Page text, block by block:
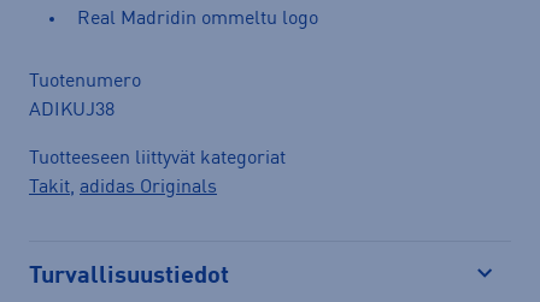
Real Madridin ommeltu logo
Tuotenumero
ADIKUJ38
Tuotteeseen liittyvät kategoriat
Takit, adidas Originals
Turvallisuustiedot